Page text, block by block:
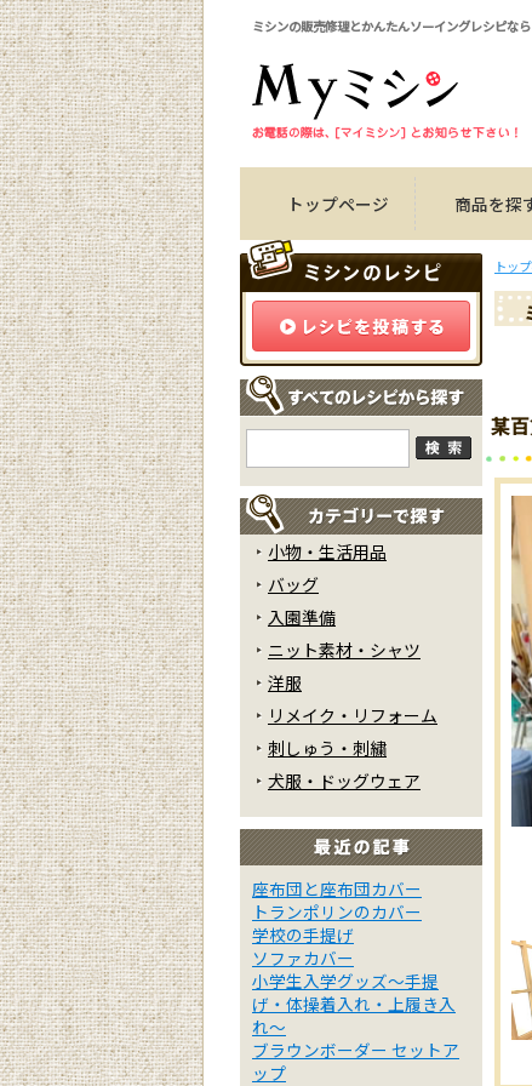
ミシンの販売修理とかんたんソーイングレシピなら
トップページ 商品を探
トッ
某
小物・生活用品
バッグ
入園準備
ニット素材・シャツ
洋服
リメイク・リフォーム
刺しゅう・刺繍
犬服・ドッグウェア
座布団と座布団カバー
トランポリンのカバー
学校の手提げ
ソファカバー
小学生入学グッズ～手提
げ・体操着入れ・上履き入
れ～
ブラウンボーダー セットア
ップ